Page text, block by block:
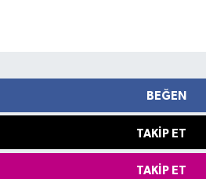
BEĞEN
TAKIP ET
TAKIP ET